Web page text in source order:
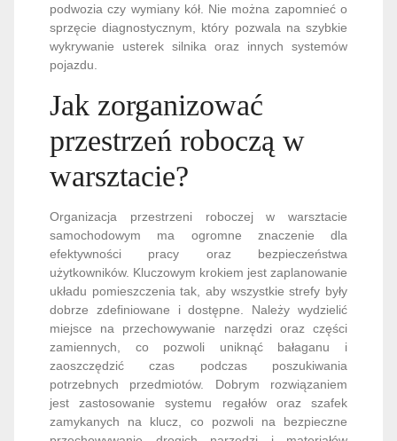
podwozia czy wymiany kół. Nie można zapomnieć o
sprzęcie diagnostycznym, który pozwala na szybkie
wykrywanie usterek silnika oraz innych systemów
pojazdu.
Jak zorganizować
przestrzeń roboczą w
warsztacie?
Organizacja przestrzeni roboczej w warsztacie
samochodowym ma ogromne znaczenie dla
efektywności pracy oraz bezpieczeństwa
użytkowników. Kluczowym krokiem jest zaplanowanie
układu pomieszczenia tak, aby wszystkie strefy były
dobrze zdefiniowane i dostępne. Należy wydzielić
miejsce na przechowywanie narzędzi oraz części
zamiennych, co pozwoli uniknąć bałaganu i
zaoszczędzić czas podczas poszukiwania
potrzebnych przedmiotów. Dobrym rozwiązaniem
jest zastosowanie systemu regałów oraz szafek
zamykanych na klucz, co pozwoli na bezpieczne